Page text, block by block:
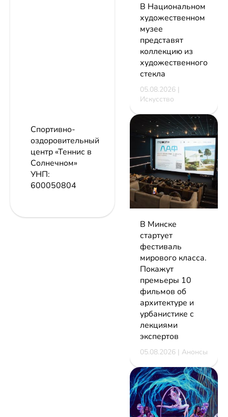
Спортивно-
оздоровительный
центр «Теннис в
Солнечном»
УНП:
600050804
В Национальном
художественном
музее
представят
коллекцию из
художественного
стекла
05.08.2026 |
Искусство
В Минске
стартует
фестиваль
мирового класса.
Покажут
премьеры 10
фильмов об
архитектуре и
урбанистике с
лекциями
экспертов
05.08.2026 | Анонсы